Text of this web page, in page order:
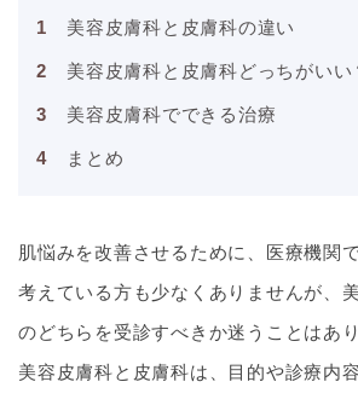
美容皮膚科と皮膚科の違い
美容皮膚科と皮膚科どっちがいい
美容皮膚科でできる治療
まとめ
肌悩みを改善させるために、医療機関
考えている方も少なくありませんが、
のどちらを受診すべきか迷うことはあ
美容皮膚科と皮膚科は、目的や診療内